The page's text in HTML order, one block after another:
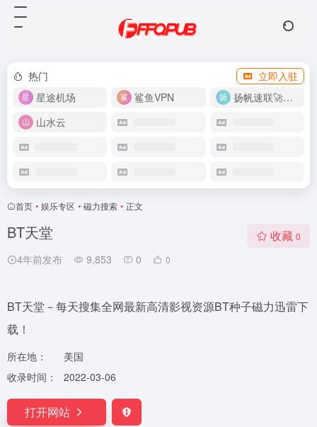
热门
立即入驻
星途机场
鲨鱼VPN
扬帆速联🚀很快
山水云
首页 • 娱乐专区 • 磁力搜索 • 正文
BT天堂
4年前发布 9,853 0 0
收藏 0
BT天堂－每天搜集全网最新高清影视资源BT种子磁力迅雷下
载！
所在地：
美国
收录时间：
2022-03-06
打开网站